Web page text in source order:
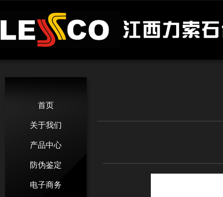
首页
关于我们
产品中心
防伪鉴定
电子商务